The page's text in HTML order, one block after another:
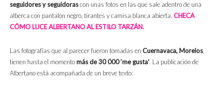
seguidoresy seguidorascon unas fotos en las que sale adentro de una
alberca con pantalón negro, tirantes y camisa blanca abierta. CHECA
CÓMO LUCE ALBERTANO AL ESTILO TARZÁN.
Las fotografías que al parecer fueron tomadas en Cuernavaca, Morelos,
tienen hasta el momentomás de 30 000 ‘me gusta’. La publicación de
Albertano está acompañada de un breve texto: